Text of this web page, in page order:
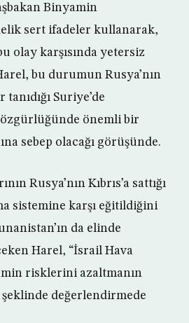
Binyamin
sert ifadeler kullanarak,
olay karşısında yetersiz
bu durumun Rusya’nın
Suriye’de
önemli bir
sebep olacağı görüşünde.
Rusya’nın Kıbrıs’a sattığı
sistemine karşı eğitildiğini
da elinde
Harel, “İsrail Hava
risklerini azaltmanın
değerlendirmede